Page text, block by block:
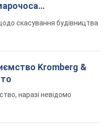
скасування будівництва
Kromberg &
наразі невідомо